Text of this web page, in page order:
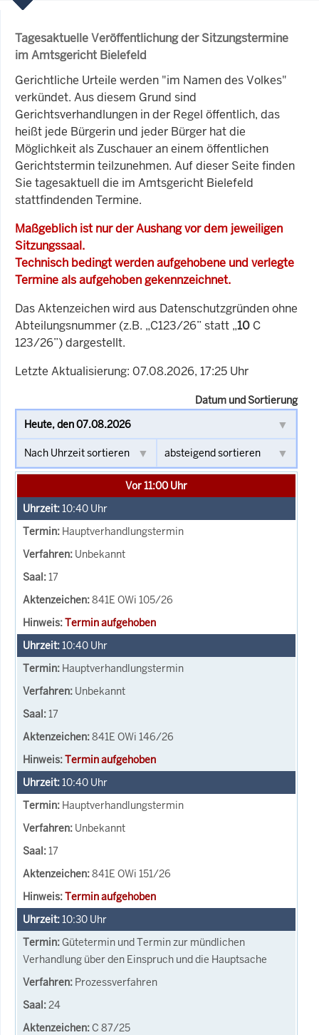
Tagesaktuelle Veröffentlichung der Sitzungstermine
im Amtsgericht Bielefeld
Gerichtliche Urteile werden "im Namen des Volkes"
verkündet. Aus diesem Grund sind
Gerichtsverhandlungen in der Regel öffentlich, das
heißt jede Bürgerin und jeder Bürger hat die
Möglichkeit als Zuschauer an einem öffentlichen
Gerichtstermin teilzunehmen. Auf dieser Seite finden
Sie tagesaktuell die im Amtsgericht Bielefeld
stattfindenden Termine.
Maßgeblich ist nur der Aushang vor dem jeweiligen
Sitzungssaal.
Technisch bedingt werden aufgehobene und verlegte
Termine als aufgehoben gekennzeichnet.
Das Aktenzeichen wird aus Datenschutzgründen ohne
Abteilungsnummer (z.B. „C123/26” statt „10 C
123/26”) dargestellt.
Letzte Aktualisierung: 07.08.2026, 17:25 Uhr
Datum und Sortierung
Vor 11:00 Uhr
10:40 Uhr
Hauptverhandlungstermin
Unbekannt
17
841E OWi 105/26
Termin aufgehoben
10:40 Uhr
Hauptverhandlungstermin
Unbekannt
17
841E OWi 146/26
Termin aufgehoben
10:40 Uhr
Hauptverhandlungstermin
Unbekannt
17
841E OWi 151/26
Termin aufgehoben
10:30 Uhr
Gütetermin und Termin zur mündlichen
Verhandlung über den Einspruch und die Hauptsache
Prozessverfahren
24
C 87/25